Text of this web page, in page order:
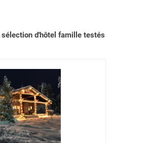
sélection d'hôtel famille testés